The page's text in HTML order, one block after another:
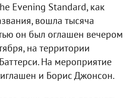
Evening Standard, как
вошла тысяча
он был оглашен вечером
на территории
На мероприятие
и Борис Джонсон.